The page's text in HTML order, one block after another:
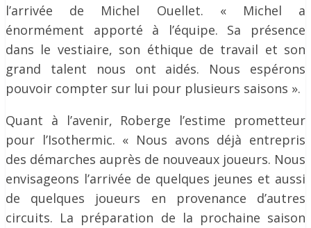
l’arrivée de Michel Ouellet. « Michel a
énormément apporté à l’équipe. Sa présence
dans le vestiaire, son éthique de travail et son
grand talent nous ont aidés. Nous espérons
pouvoir compter sur lui pour plusieurs saisons ».
Quant à l’avenir, Roberge l’estime prometteur
pour l’Isothermic. « Nous avons déjà entrepris
des démarches auprès de nouveaux joueurs. Nous
envisageons l’arrivée de quelques jeunes et aussi
de quelques joueurs en provenance d’autres
circuits. La préparation de la prochaine saison